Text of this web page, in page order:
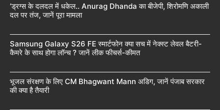
‘ड्रग्स के दलदल में धकेल.. Anurag Dhanda का बीजेपी, शिरोमणि अकाली
दल पर तंज, जानें पूरा मामला
Samsung Galaxy S26 FE स्मार्टफोन क्या सच में नेक्स्ट लेवल बैटरी-
कैमरे के साथ होगा लॉन्च ? जानें लीक फीचर्स-कीमत
भूजल संरक्षण के लिए CM Bhagwant Mann अडिग, जानें पंजाब सरकार
की क्या है तैयारी